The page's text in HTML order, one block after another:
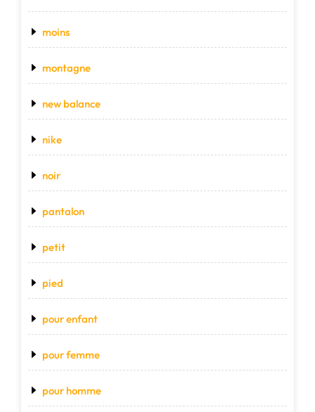
moins
montagne
new balance
nike
noir
pantalon
petit
pied
pour enfant
pour femme
pour homme